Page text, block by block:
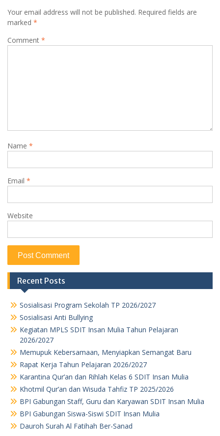
Your email address will not be published. Required fields are
marked *
Comment *
Name *
Email *
Website
Recent Posts
Sosialisasi Program Sekolah TP 2026/2027
Sosialisasi Anti Bullying
Kegiatan MPLS SDIT Insan Mulia Tahun Pelajaran
2026/2027
Memupuk Kebersamaan, Menyiapkan Semangat Baru
Rapat Kerja Tahun Pelajaran 2026/2027
Karantina Qur’an dan Rihlah Kelas 6 SDIT Insan Mulia
Khotmil Qur’an dan Wisuda Tahfiz TP 2025/2026
BPI Gabungan Staff, Guru dan Karyawan SDIT Insan Mulia
BPI Gabungan Siswa-Siswi SDIT Insan Mulia
Dauroh Surah Al Fatihah Ber-Sanad